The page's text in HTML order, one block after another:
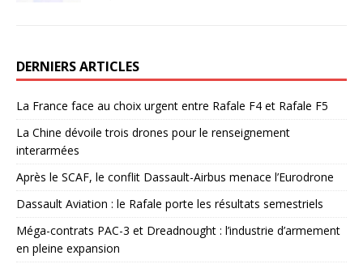
DERNIERS ARTICLES
La France face au choix urgent entre Rafale F4 et Rafale F5
La Chine dévoile trois drones pour le renseignement
interarmées
Après le SCAF, le conflit Dassault-Airbus menace l’Eurodrone
Dassault Aviation : le Rafale porte les résultats semestriels
Méga-contrats PAC-3 et Dreadnought : l’industrie d’armement
en pleine expansion